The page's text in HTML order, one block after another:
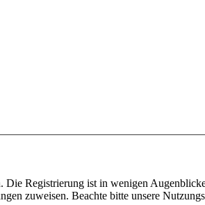
Die Registrierung ist in wenigen
zuweisen. Beachte bitte unsere